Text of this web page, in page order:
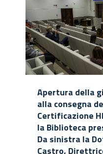
Apertura della
alla consegna
Certificazione
la Biblioteca
Da sinistra la
Castro,